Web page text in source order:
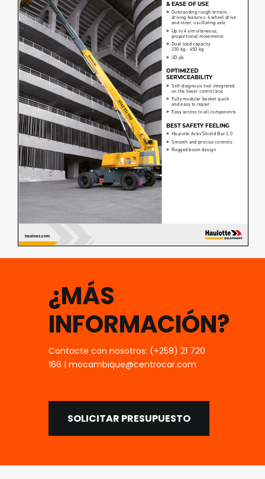
¿MÁS
INFORMACIÓN?
Contacte con nosotros: (+258) 21 720
166 | mocambique@centrocar.com
SOLICITAR PRESUPUESTO